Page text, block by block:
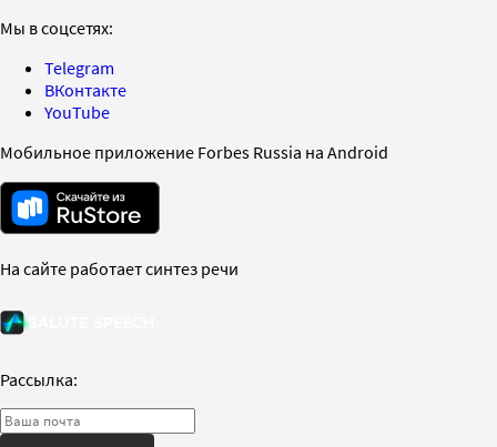
Мы в соцсетях:
Telegram
ВКонтакте
YouTube
Мобильное приложение Forbes Russia на Android
На сайте работает синтез речи
Рассылка: